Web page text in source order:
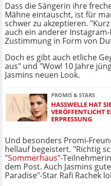
Dass die Sängerin ihre
Mähne eintauscht, ist für
schwer zu akzeptieren.
auch ein anderer
Zustimmung in Form von
Doch es gibt auch etliche
aus" und "Wow! 10 Jahre
Jasmins neuen Look.
PROMIS & STARS
HASSWELLE HAT
VERÖFFENTLICHT
ERPRESSUNG
Und besonders Promi-
hellauf begeistert. "Richtig
"Sommerhaus"-
dem Post. Auch Jasmins
Paradise"-Star Rafi Rachek